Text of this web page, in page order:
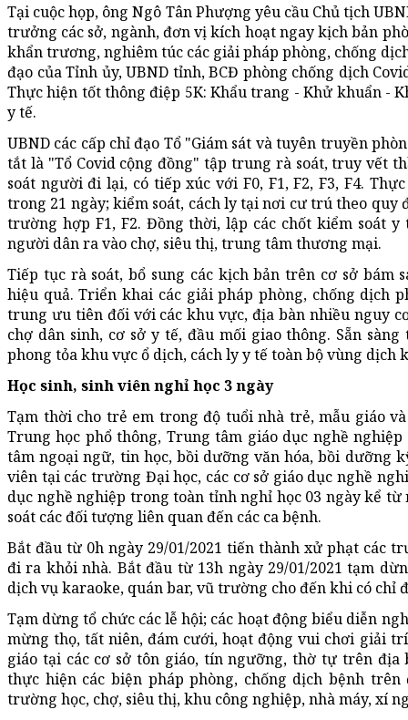
Tại cuộc họp, ông Ngô Tân Phượng yêu cầu Chủ tịch
trưởng các sở, ngành, đơn vị kích hoạt ngay kịch bản
khẩn trương, nghiêm túc các giải pháp phòng, chống
đạo của Tỉnh ủy, UBND tỉnh, BCĐ phòng chống dịch
Thực hiện tốt thông điệp 5K: Khẩu trang - Khử khuẩn -
y tế.
UBND các cấp chỉ đạo Tổ "Giám sát và tuyên truyền
tắt là "Tổ Covid cộng đồng" tập trung rà soát, truy vết
soát người đi lại, có tiếp xúc với F0, F1, F2, F3, F4.
trong 21 ngày; kiểm soát, cách ly tại nơi cư trú theo quy
trường hợp F1, F2. Đồng thời, lập các chốt kiểm soát
người dân ra vào chợ, siêu thị, trung tâm thương mại.
Tiếp tục rà soát, bổ sung các kịch bản trên cơ sở bám
hiệu quả. Triển khai các giải pháp phòng, chống dịch
trung ưu tiên đối với các khu vực, địa bàn nhiều nguy
chợ dân sinh, cơ sở y tế, đầu mối giao thông. Sẵn
phong tỏa khu vực ổ dịch, cách ly y tế toàn bộ vùng dịch
Học sinh, sinh viên nghỉ học 3 ngày
Tạm thời cho trẻ em trong độ tuổi nhà trẻ, mẫu giáo
Trung học phổ thông, Trung tâm giáo dục nghề
tâm ngoại ngữ, tin học, bồi dưỡng văn hóa, bồi dưỡng
viên tại các trường Đại học, các cơ sở giáo dục nghề
dục nghề nghiệp trong toàn tỉnh nghỉ học 03 ngày kể từ
soát các đối tượng liên quan đến các ca bệnh.
Bắt đầu từ 0h ngày 29/01/2021 tiến thành xử phạt các
đi ra khỏi nhà. Bắt đầu từ 13h ngày 29/01/2021 tạm
dịch vụ karaoke, quán bar, vũ trường cho đến khi có chỉ
Tạm dừng tổ chức các lễ hội; các hoạt động biểu diễn
mừng thọ, tất niên, đám cưới, hoạt động vui chơi giải
giáo tại các cơ sở tôn giáo, tín ngưỡng, thờ tự trên địa
thực hiện các biện pháp phòng, chống dịch bệnh
trường học, chợ, siêu thị, khu công nghiệp, nhà máy, xí